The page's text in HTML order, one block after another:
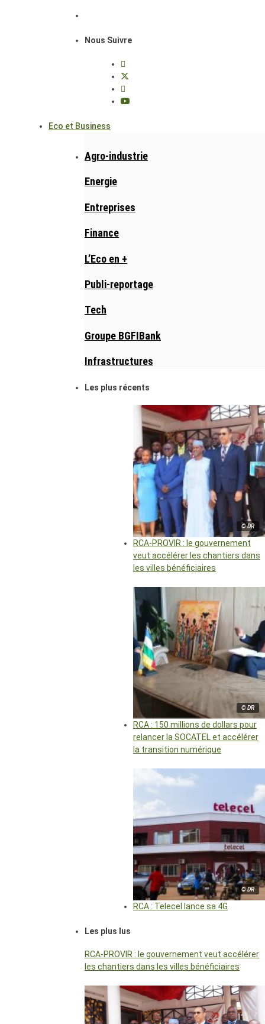
Nous Suivre
Eco et Business
Agro-industrie
Energie
Entreprises
Finance
L’Eco en +
Publi-reportage
Tech
Groupe BGFIBank
Infrastructures
Les plus récents
© DR
RCA-PROVIR : le gouvernement
veut accélérer les chantiers dans
les villes bénéficiaires
© DR
RCA : 150 millions de dollars pour
relancer la SOCATEL et accélérer
la transition numérique
© DR
RCA : Telecel lance sa 4G
Les plus lus
RCA-PROVIR : le gouvernement veut accélérer
les chantiers dans les villes bénéficiaires